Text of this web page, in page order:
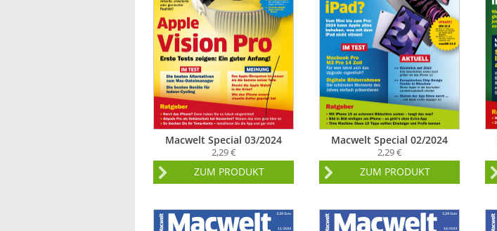
Macwelt Special 03/2024
2,29 €
ZUM PRODUKT
Macwelt Special 02/2024
2,29 €
ZUM PRODUKT